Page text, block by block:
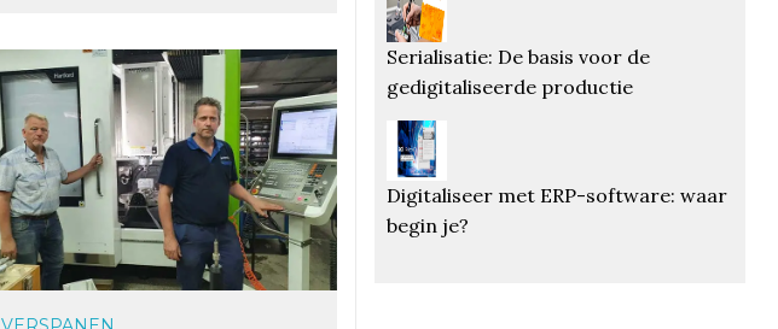
Serialisatie: De basis voor de
gedigitaliseerde productie
Digitaliseer met ERP-software: waar
begin je?